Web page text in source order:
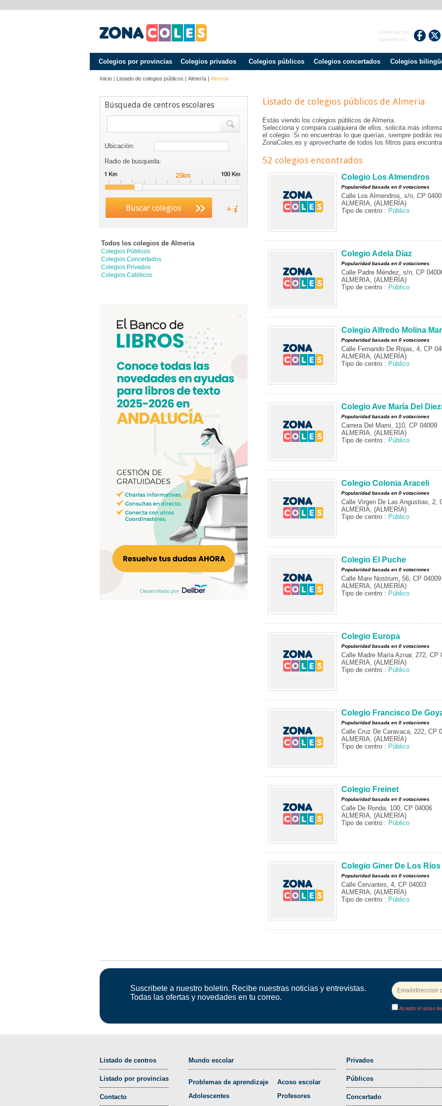
Continua con
nosotros en:
Colegios por provincias Colegios privados Colegios públicos Colegios concertados Colegios
Inicio | Listado de colegios públicos | Almería | Almeria
Búsqueda de centros escolares
Ubicación:
Radio de busqueda:
Buscar colegios
Todos los colegios de Almeria
Colegios Públicos
Colegios Concertados
Colegios Privados
Colegios Católicos
Listado de colegios públicos de Almeria
Estás viendo los colegios públicos de Almeria.
Selecciona y compara cualquiera de ellos, solicita más
el colegio. Si no encuentras lo que querías, siempre podrás
ZonaColes.es y aprovecharte de todos los filtros para
52 colegios encontrados
Colegio Los Almendros
Popularidad basada en 0 votaciones
Calle Los Almendros, s/n, CP
ALMERIA, (ALMERÍA)
Tipo de centro : Público
Colegio Adela Díaz
Popularidad basada en 0 votaciones
Calle Padre Méndez, s/n, CP
ALMERIA, (ALMERÍA)
Tipo de centro : Público
Colegio Alfredo Molina
Popularidad basada en 0 votaciones
Calle Fernando De Rojas, 4, CP
ALMERIA, (ALMERÍA)
Tipo de centro : Público
Colegio Ave María Del
Popularidad basada en 0 votaciones
Carrera Del Mami, 110, CP 04009
ALMERIA, (ALMERÍA)
Tipo de centro : Público
Colegio Colonia Araceli
Popularidad basada en 0 votaciones
Calle Virgen De Las Angustias, 2,
ALMERIA, (ALMERÍA)
Tipo de centro : Público
Colegio El Puche
Popularidad basada en 0 votaciones
Calle Mare Nostrum, 56, CP 04009
ALMERIA, (ALMERÍA)
Tipo de centro : Público
Colegio Europa
Popularidad basada en 0 votaciones
Calle Madre María Aznar, 272, CP
ALMERIA, (ALMERÍA)
Tipo de centro : Público
Colegio Francisco De
Popularidad basada en 0 votaciones
Calle Cruz De Caravaca, 222, CP
ALMERIA, (ALMERÍA)
Tipo de centro : Público
Colegio Freinet
Popularidad basada en 0 votaciones
Calle De Ronda, 100, CP 04006
ALMERIA, (ALMERÍA)
Tipo de centro : Público
Colegio Giner De Los Ríos
Popularidad basada en 0 votaciones
Calle Cervantes, 4, CP 04003
ALMERIA, (ALMERÍA)
Tipo de centro : Público
Suscribete a nuestro boletin. Recibe nuestras noticias y entrevistas.
Todas las ofertas y novedades en tu correo.
Acepto el aviso
Listado de centros
Listado por provincias
Contacto
Mundo escolar
Problemas de aprendizaje
Adolescentes
Acoso escolar
Profesores
Privados
Públicos
Concertado